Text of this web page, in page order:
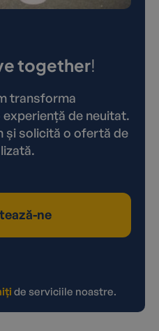
together!
transforma
de neuitat.
și solicită o ofertă de
ne
de serviciile noastre.